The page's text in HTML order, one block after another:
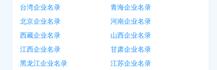
台湾企业名录
青海企业名录
北京企业名录
河南企业名录
西藏企业名录
山西企业名录
江西企业名录
甘肃企业名录
黑龙江企业名录
江苏企业名录